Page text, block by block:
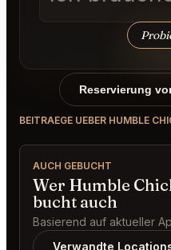
Reservierung
BEITRAEGE UEBER HUMBLE
AUCH GEBUCHT
Wer Humble
bucht auch
Basierend auf aktueller
Verwandte